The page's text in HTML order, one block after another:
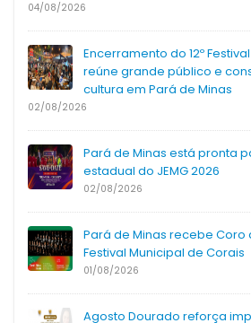
04/08/2026
Encerramento do 12º
reúne grande público e
cultura em Pará de Minas
02/08/2026
Pará de Minas está pronta
estadual do JEMG 2026
02/08/2026
Pará de Minas recebe Coro
Festival Municipal de Corais
01/08/2026
Agosto Dourado reforça